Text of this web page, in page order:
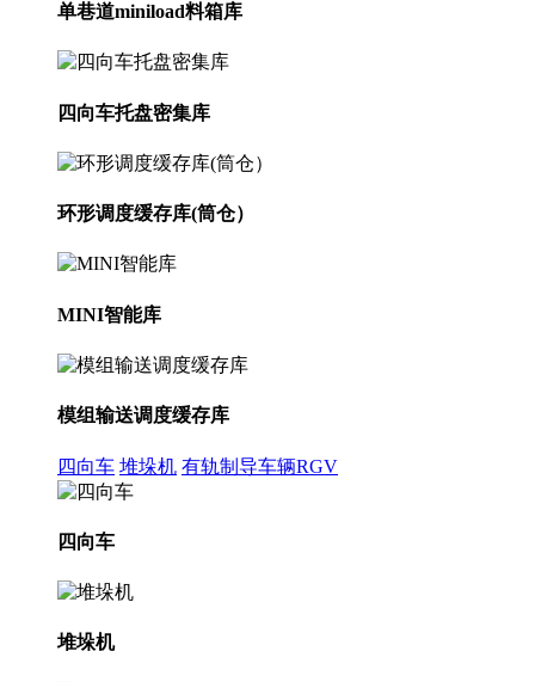
单巷道miniload料箱库
四向车托盘密集库
环形调度缓存库(筒仓）
MINI智能库
模组输送调度缓存库
四向车 堆垛机 有轨制导车辆RGV
四向车
堆垛机